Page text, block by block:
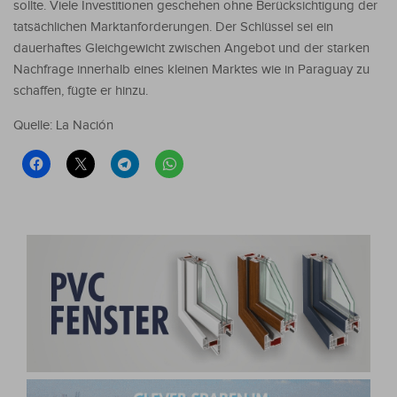
sollte. Viele Investitionen geschehen ohne Berücksichtigung der
tatsächlichen Marktanforderungen. Der Schlüssel sei ein
dauerhaftes Gleichgewicht zwischen Angebot und der starken
Nachfrage innerhalb eines kleinen Marktes wie in Paraguay zu
schaffen, fügte er hinzu.
Quelle: La Nación